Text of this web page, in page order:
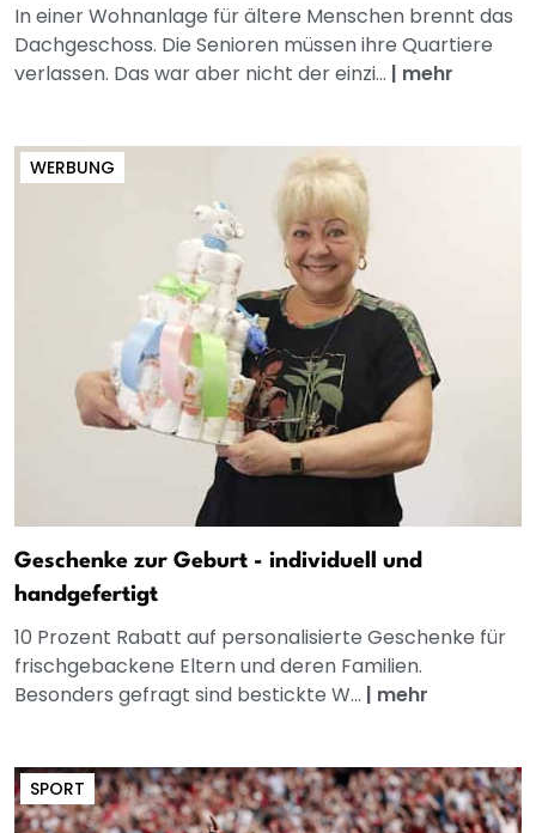
In einer Wohnanlage für ältere Menschen brennt das
Dachgeschoss. Die Senioren müssen ihre Quartiere
verlassen. Das war aber nicht der einzi... | mehr
WERBUNG
Geschenke zur Geburt - individuell und
handgefertigt
10 Prozent Rabatt auf personalisierte Geschenke für
frischgebackene Eltern und deren Familien.
Besonders gefragt sind bestickte W... | mehr
SPORT